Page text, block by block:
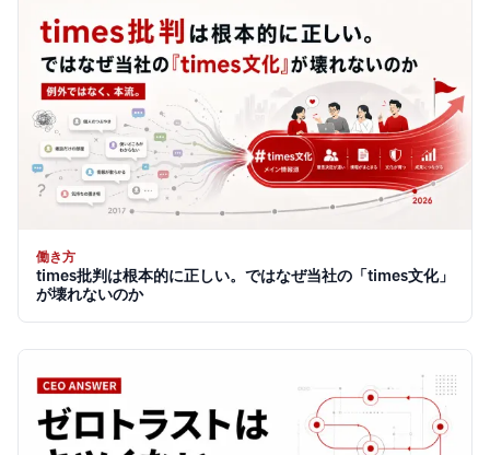
働き方
times批判は根本的に正しい。ではなぜ当社の「times文化」
が壊れないのか